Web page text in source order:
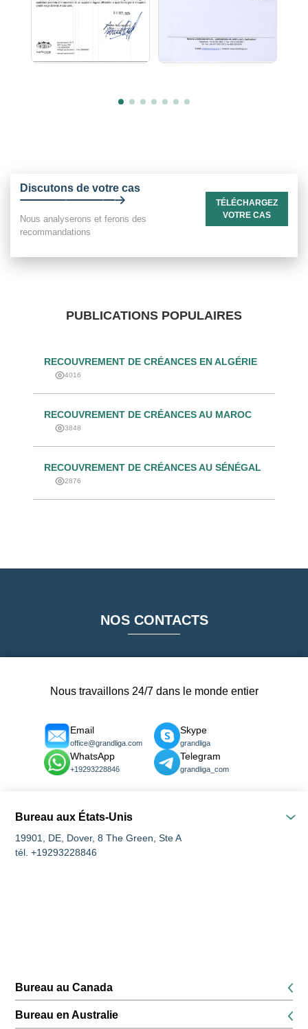
PUBLICATIONS POPULAIRES
RECOUVREMENT DE CRÉANCES EN ALGÉRIE
4016
RECOUVREMENT DE CRÉANCES AU MAROC
3848
RECOUVREMENT DE CRÉANCES AU SÉNÉGAL
2876
Discutons de votre cas
Nous analyserons et ferons des
recommandations
TÉLÉCHARGEZ
VOTRE CAS
NOS CONTACTS
Bureau aux États-Unis
19901, DE, Dover, 8 The Green, Ste A
tél. +19293228846
Bureau au Canada
K1P 5G3, Ottawa, 116, rue Albert, bureaux 200 et 300
tél. +16134168826
Bureau en Australie
Nous travaillons 24/7 dans le monde entier
Email
office@grandliga.com
Skype
grandliga
WhatsApp
+19293228846
Telegram
grandliga_com